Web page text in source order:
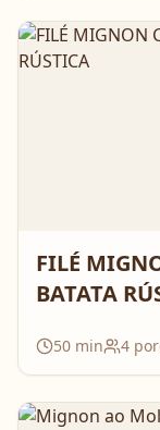
FILÉ
BATATA
50 min 4